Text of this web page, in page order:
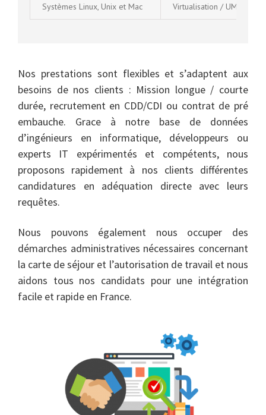
Systèmes Linux, Unix et Mac Virtualisation / UML
Nos prestations sont flexibles et s’adaptent aux
besoins de nos clients : Mission longue / courte
durée, recrutement en CDD/CDI ou contrat de pré
embauche. Grace à notre base de données
d’ingénieurs en informatique, développeurs ou
experts IT expérimentés et compétents, nous
proposons rapidement à nos clients différentes
candidatures en adéquation directe avec leurs
requêtes.
Nous pouvons également nous occuper des
démarches administratives nécessaires concernant
la carte de séjour et l’autorisation de travail et nous
aidons tous nos candidats pour une intégration
facile et rapide en France.